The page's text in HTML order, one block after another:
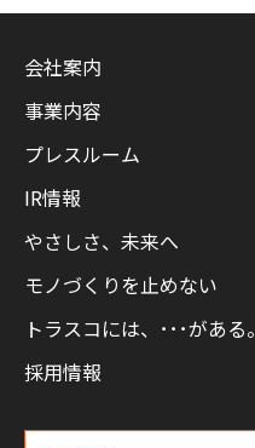
会社案内
事業内容
プレスルーム
IR情報
やさしさ、未来へ
モノづくりを止めない
トラスコには、･･･がある。
採用情報